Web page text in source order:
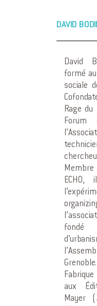
DAVID
David
formé
sociale
Rage
Forum
fondé
aux
Mayer